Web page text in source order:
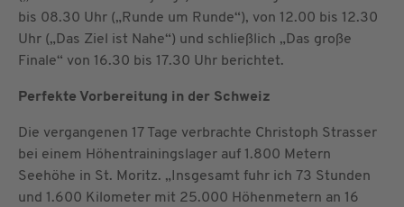
bis 08.30 Uhr („Runde um Runde“), von 12.00 bis 12.30
Uhr („Das Ziel ist Nahe“) und schließlich „Das große
Finale“ von 16.30 bis 17.30 Uhr berichtet.
Perfekte Vorbereitung in der Schweiz
Die vergangenen 17 Tage verbrachte Christoph Strasser
bei einem Höhentrainingslager auf 1.800 Metern
Seehöhe in St. Moritz. „Insgesamt fuhr ich 73 Stunden
und 1.600 Kilometer mit 25.000 Höhenmetern an 16